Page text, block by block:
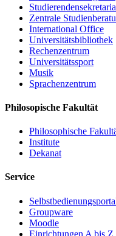
Zentrale
International Office
Universitätsbibliothek
Rechenzentrum
Universitätssport
Musik
Sprachenzentrum
Philosopische Fakultät
Philosophische
Institute
Dekanat
Service
Groupware
Moodle
Einrichtungen A bis Z